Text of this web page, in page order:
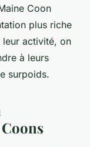
Coon
plus riche
activité, on
à leurs
surpoids.